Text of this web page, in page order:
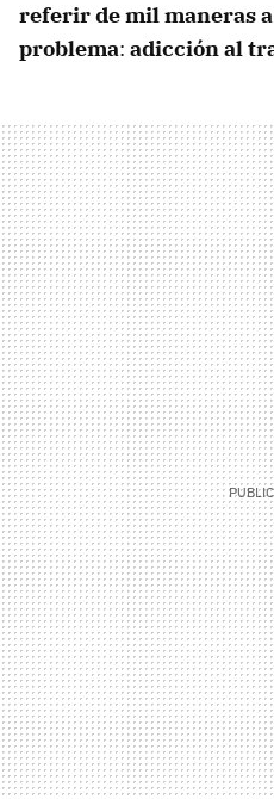
referir de mil maneras
problema: adicción al